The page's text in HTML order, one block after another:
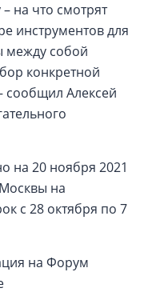
на что смотрят
инструментов для
между собой
конкретной
сообщил Алексей
на 20 ноября 2021
на
с 28 октября по 7
на Форум